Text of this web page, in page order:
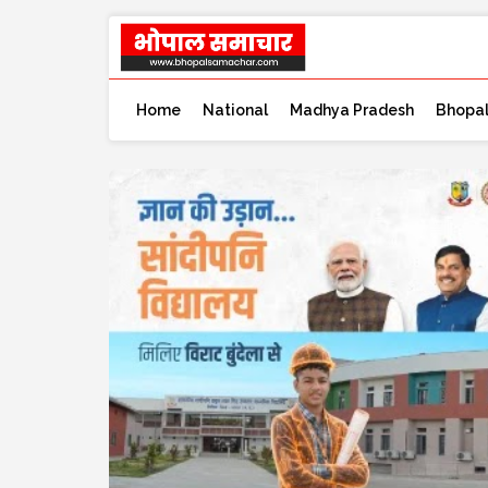
Home National Madhya Pradesh Bhopal